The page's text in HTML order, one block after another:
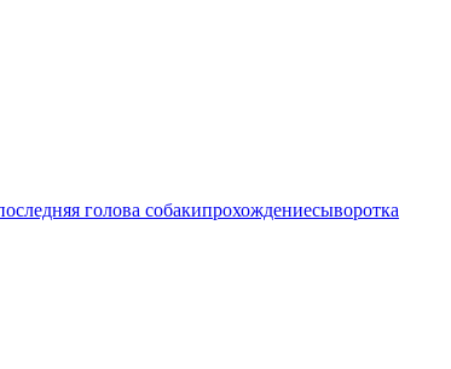
голова собакипрохождениесыворотка